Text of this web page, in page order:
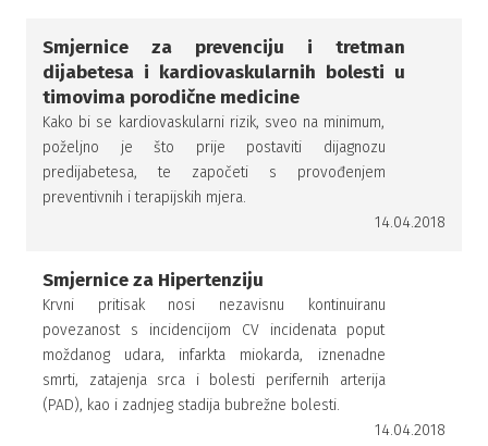
Smjernice za prevenciju i tretman
dijabetesa i kardiovaskularnih bolesti u
timovima porodične medicine
Kako bi se kardiovaskularni rizik, sveo na minimum,
poželjno je što prije postaviti dijagnozu
predijabetesa, te započeti s provođenjem
preventivnih i terapijskih mjera.
14.04.2018
Smjernice za Hipertenziju
Krvni pritisak nosi nezavisnu kontinuiranu
povezanost s incidencijom CV incidenata poput
moždanog udara, infarkta miokarda, iznenadne
smrti, zatajenja srca i bolesti perifernih arterija
(PAD), kao i zadnjeg stadija bubrežne bolesti.
14.04.2018